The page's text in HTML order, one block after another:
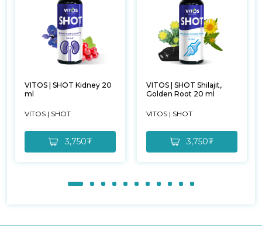
VITOS | SHOT Kidney 20
ml
VITOS | SHOT
3,750₮
VITOS | SHOT Shilajit,
Golden Root 20 ml
VITOS | SHOT
3,750₮